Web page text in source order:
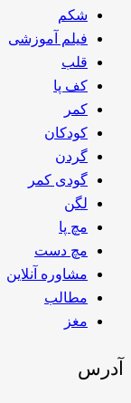
شکم
فیلم آموزشی
قلب
کف پا
کمر
کودکان
گردن
گودی کمر
لگن
مچ پا
مچ دست
مشاوره آنلاین
مطالب
مغز
آدرس